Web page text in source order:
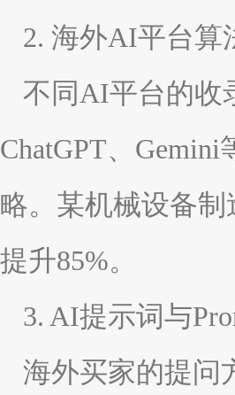
2. 海外AI平台算
不同AI平台的收
ChatGPT、
略。某机械设备
提升85%。
3. AI提示词与
海外买家的提问